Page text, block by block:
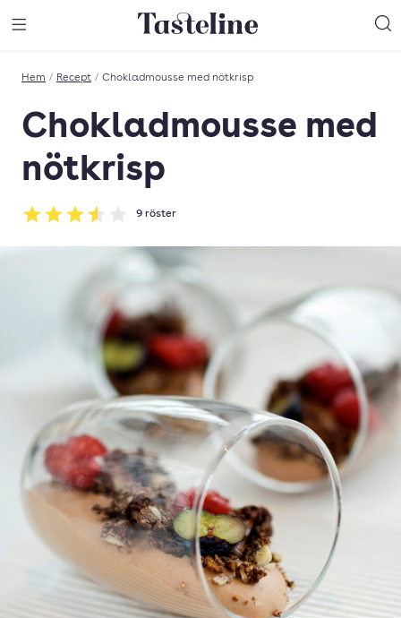
Till Tastelines startsida
Hem / Recept / Chokladmousse med nötkrisp
Chokladmousse med
nötkrisp
Betyg: 3.56 av 5
9 röster